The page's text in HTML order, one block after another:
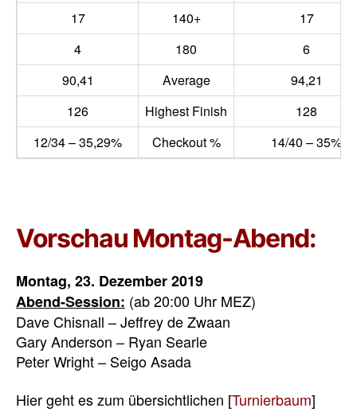
17
140+
17
4
180
6
90,41
Average
94,21
126
Highest Finish
128
12/34 – 35,29%
Checkout % 14/40 – 35%
Vorschau Montag-Abend:
Montag, 23. Dezember 2019
Abend-Session: (ab 20:00 Uhr MEZ)
Dave Chisnall – Jeffrey de Zwaan
Gary Anderson – Ryan Searle
Peter Wright – Seigo Asada
Hier geht es zum übersichtlichen [Turnierbaum]